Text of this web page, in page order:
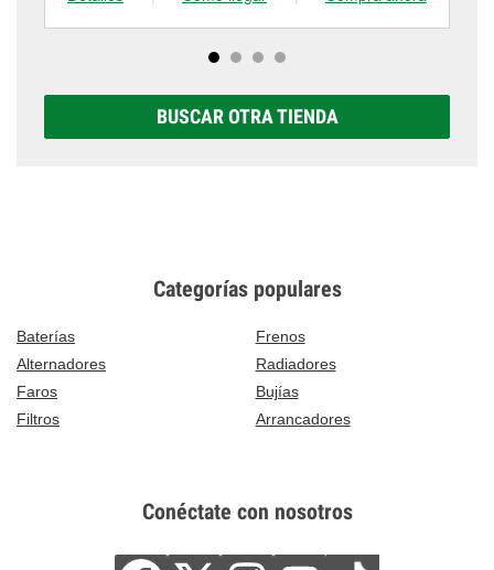
BUSCAR OTRA TIENDA
Categorías populares
Baterías
Frenos
Alternadores
Radiadores
Faros
Bujías
Filtros
Arrancadores
Conéctate con nosotros